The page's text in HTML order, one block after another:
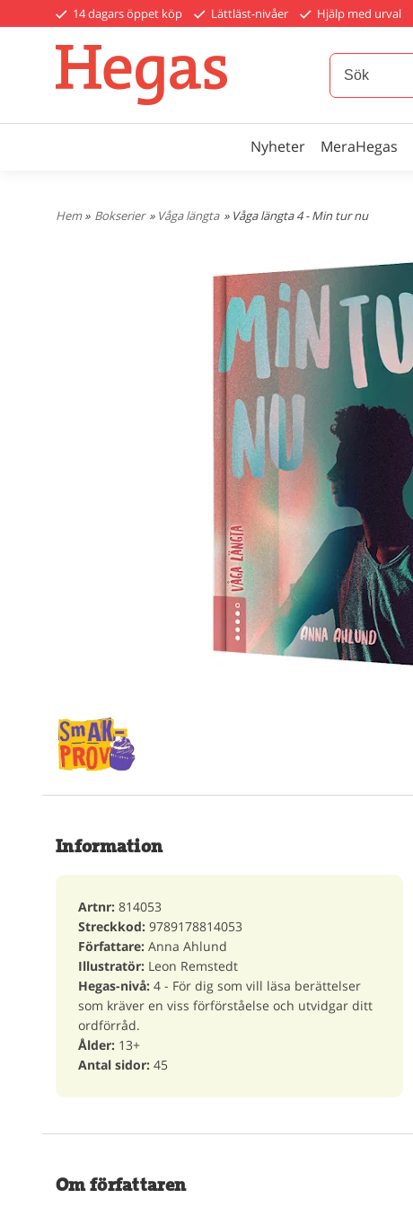
14 dagars öppet köp Lättläst-nivåer Hjälp med urval
Nyheter MeraHegas
Hem» Bokserier » Våga längta » Våga längta 4 - Min tur nu
Information
Artnr: 814053
Streckkod: 9789178814053
Författare: Anna Ahlund
Illustratör: Leon Remstedt
Hegas-nivå: 4 - För dig som vill läsa berättelser
som kräver en viss förförståelse och utvidgar ditt
ordförråd.
Ålder: 13+
Antal sidor: 45
Om författaren